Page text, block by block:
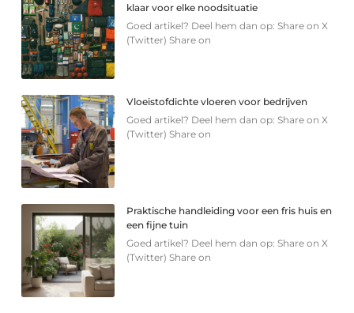
klaar voor elke noodsituatie
Goed artikel? Deel hem dan op: Share on X
(Twitter) Share on
Vloeistofdichte vloeren voor bedrijven
Goed artikel? Deel hem dan op: Share on X
(Twitter) Share on
Praktische handleiding voor een fris huis en
een fijne tuin
Goed artikel? Deel hem dan op: Share on X
(Twitter) Share on